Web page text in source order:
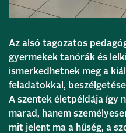
Az alsó tagozatos
gyermekek tanórák és
ismerkedhetnek meg a
feladatokkal,
A szentek életpéldája így
marad, hanem
mit jelent ma a hűség, a